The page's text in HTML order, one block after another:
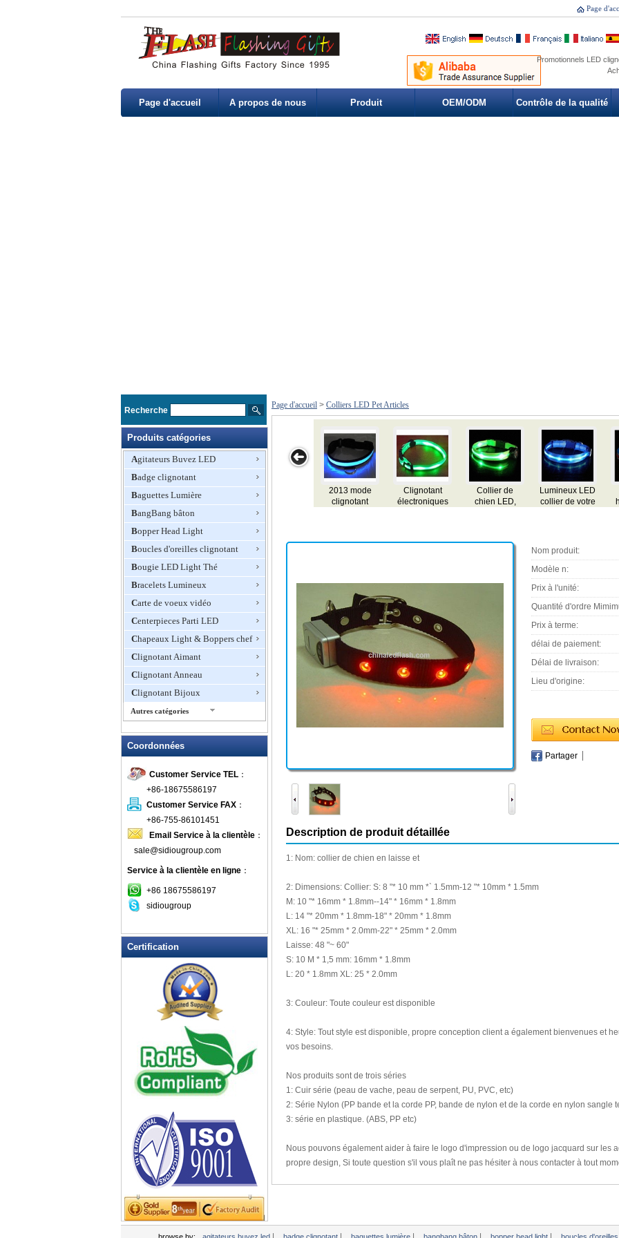
Page
Promotionnels LED
Page d'accueil A propos de nous Produit OEM/ODM Contrôle de la qualité
Recherche
Produits catégories
Agitateurs Buvez LED
Badge clignotant
Baguettes Lumière
BangBang bâton
Bopper Head Light
Boucles d'oreilles clignotant
Bougie LED Light Thé
Bracelets Lumineux
Carte de voeux vidéo
Centerpieces Parti LED
Chapeaux Light & Boppers chef
Clignotant Aimant
Clignotant Anneau
Clignotant Bijoux
Autres catégories
Clignotant Collier
Clignotant mini ventilateur
Clignotant ouvreur de vin
Clignotant robinet de douche
Clignotant T-shirts
Clignotant Verres à Bière
clignoter l'horloge
Coaster LED
Colliers LED Pet Articles
à LED
Douche LED Rasage Mirror
EL autocollant de voiture
EL clignotant T-shirt
EL Light Badge voiture
Ice Cube clignotant
Nouveautés
Jouets yoyos
Jusqu'à LED Couteaux
LED clés Bottle Openers chaîne
LED clignotant Balls
LED clignotant Clapper
LED clignotant Dice
LED clignotant lunettes
LED clignotant tasse
LED Jusqu'à Cuiller
Coordonnées
Customer Service TEL ：
+86-18675586197
Customer Service FAX ：
+86-755-86101451
Email Service à la clientèle ：
sale@sidiougroup.com
Service à la clientèle en ligne ：
+86 18675586197
sidiougroup
Certification
Page d'accueil > Colliers LED Pet Articles
Clignotant
électroniques
LED collier de
chien, Convient
pour le cadeau
promotionnel
Divers Sangles
et LED
couleurs sont
disponibles
toile de nylon
2,5 cm de
haute qualité
clignotante
2.5cm collier
de chien en
l'obscurité Strip
LED Dog
harnais de
chien en laisse,
Eclairage LED
colliers pour
matériaux
réfléchissants
Nom produit:
Modèle n:
Prix à l'unité:
Quantité d'ordre
Prix à terme:
délai de paiement:
Délai de livraison:
Lieu d'origine:
Partager
Description de produit détaillée
1: Nom: collier de chien en laisse et
2: Dimensions: Collier: S: 8 "* 10 mm *` 1.5mm-12 "* 10mm * 1.5mm
M : 10 "* 16mm * 1.8mm--14" * 16mm * 1.8mm
L: 14 "* 20mm * 1.8mm-18" * 20mm * 1.8mm
XL: 16 "* 25mm * 2.0mm-22" * 25mm * 2.0mm
Laisse: 48 "~ 60"
S: 10 M * 1,5 mm: 16mm * 1.8mm
L: 20 * 1.8mm XL: 25 * 2.0mm
3: Couleur: Toute couleur est disponible
4: Style: Tout style est disponible, propre conception client a également bienvenues et
vos besoins.
Nos produits sont de trois séries
1: Cuir série (peau de vache, peau de serpent, PU, ​​PVC, etc)
2: Série Nylon (PP bande et la corde PP, bande de nylon et de la corde en nylon sangle
3: série en plastique. (ABS, PP etc)
Nous pouvons également aider à faire le logo d'impression ou de logo jacquard sur les
propre design, Si toute question s'il vous plaît ne pas hésiter à nous contacter à tout